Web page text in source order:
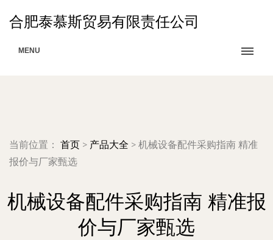
合肥泰慕斯贸易有限责任公司
MENU
当前位置： 首页 > 产品大全 > 机械设备配件采购指南 精准
报价与厂家甄选
机械设备配件采购指南 精准报
价与厂家甄选